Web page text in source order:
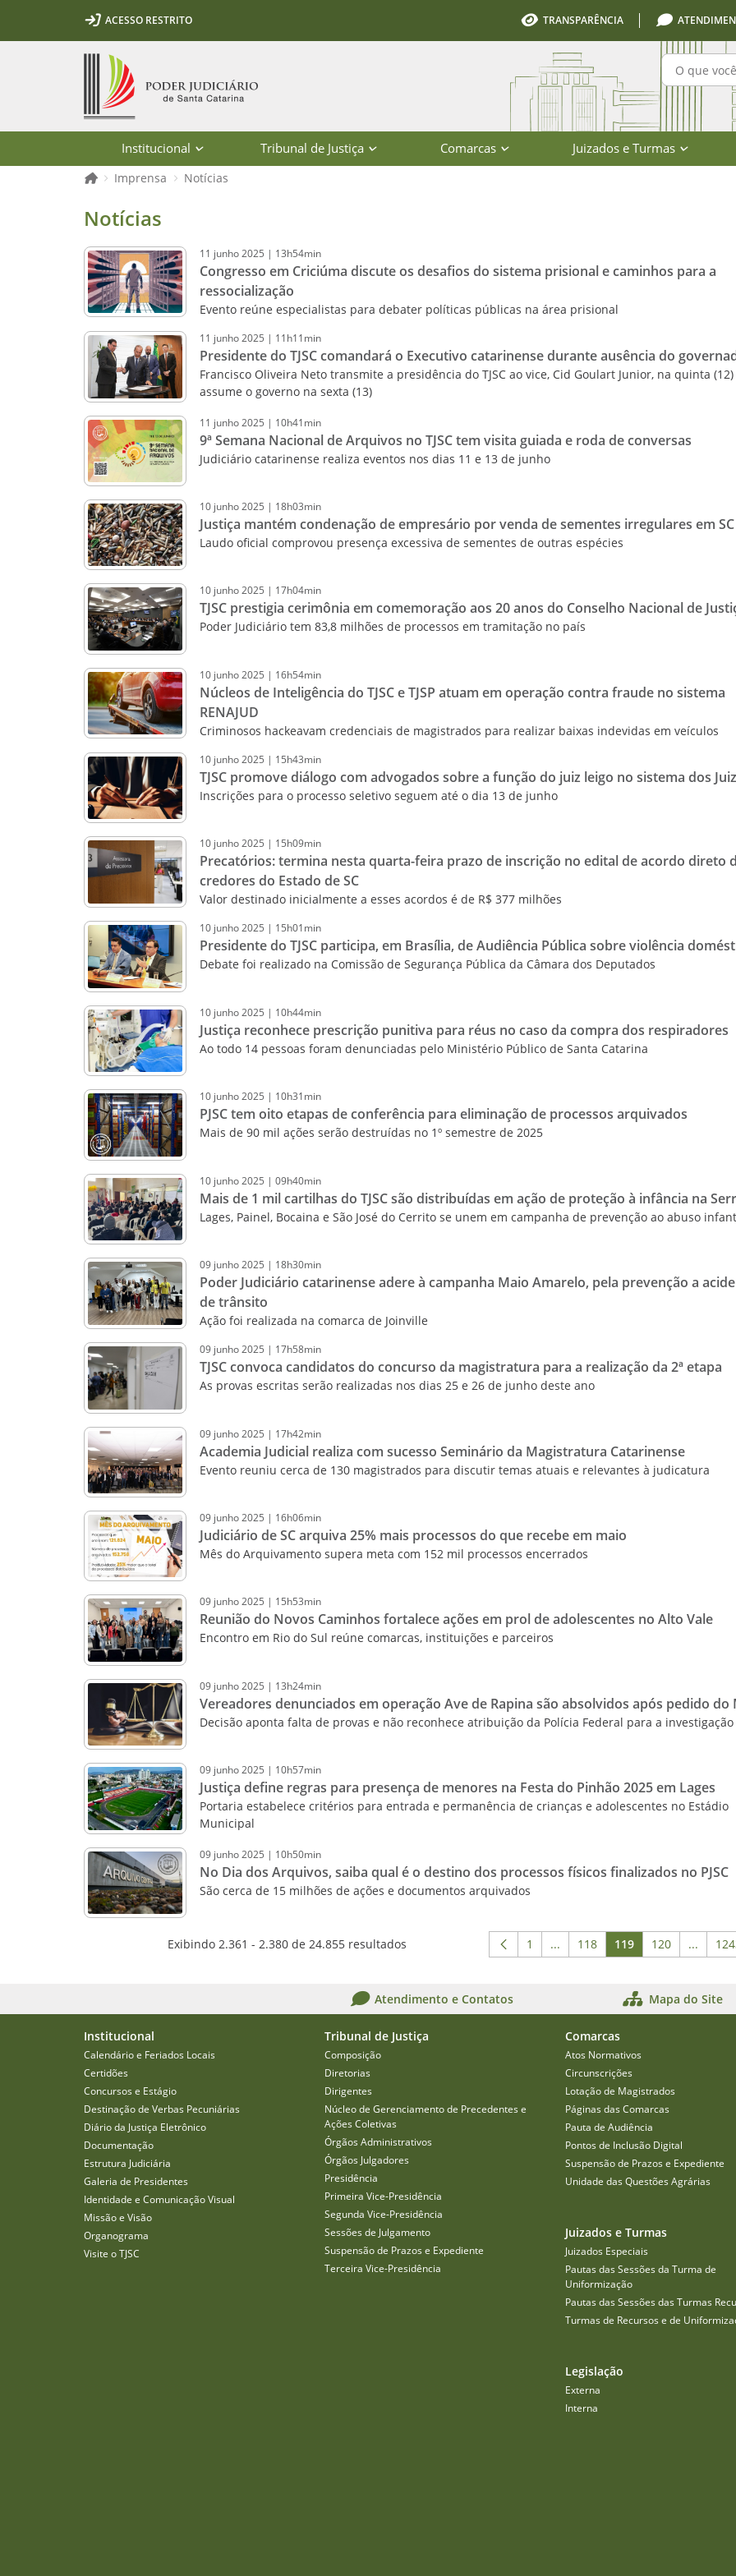
Ir para o conteúdo
Ir para a ferramenta de acessibilidade - Rybená
Ir para o menu principal
Ir para a pesquisa
Ir para o rodapé
Ir para a página inicialACESSO RESTRITO TRANSPARÊNCIA
Institucional Tribunal de Justiça Comarcas Juizados e Turmas
Página inicial
Imprensa Notícias
Notícias - Imprensa - Poder Judiciário de Santa Catarina
Notícias
11 junho2025 | 13h54min
Congresso em Criciúma discute os desafios do sistema prisional e caminhos para a
ressocialização
Evento reúne especialistas para debater políticas públicas na área prisional
11 junho2025 | 11h11min
Presidente do TJSC comandará o Executivo catarinense durante ausência do
Francisco Oliveira Neto transmite a presidência do TJSC ao vice, Cid Goulart Junior, na quinta (12)
assume o governo na sexta (13)
11 junho2025 | 10h41min
9ª Semana Nacional de Arquivos no TJSC tem visita guiada e roda de conversas
Judiciário catarinense realiza eventos nos dias 11 e 13 de junho
10 junho2025 | 18h03min
Justiça mantém condenação de empresário por venda de sementes irregulares em SC
Laudo oficial comprovou presença excessiva de sementes de outras espécies
10 junho2025 | 17h04min
TJSC prestigia cerimônia em comemoração aos 20 anos do Conselho Nacional de
Poder Judiciário tem 83,8 milhões de processos em tramitação no país
10 junho2025 | 16h54min
Núcleos de Inteligência do TJSC e TJSP atuam em operação contra fraude no sistema
RENAJUD
Criminosos hackeavam credenciais de magistrados para realizar baixas indevidas em veículos
10 junho2025 | 15h43min
TJSC promove diálogo com advogados sobre a função do juiz leigo no sistema dos
Inscrições para o processo seletivo seguem até o dia 13 de junho
10 junho2025 | 15h09min
Precatórios: termina nesta quarta-feira prazo de inscrição no edital de acordo direto
credores do Estado de SC
Valor destinado inicialmente a esses acordos é de R$ 377 milhões
10 junho2025 | 15h01min
Presidente do TJSC participa, em Brasília, de Audiência Pública sobre violência
Debate foi realizado na Comissão de Segurança Pública da Câmara dos Deputados
10 junho2025 | 10h44min
Justiça reconhece prescrição punitiva para réus no caso da compra dos respiradores
Ao todo 14 pessoas foram denunciadas pelo Ministério Público de Santa Catarina
10 junho2025 | 10h31min
PJSC tem oito etapas de conferência para eliminação de processos arquivados
Mais de 90 mil ações serão destruídas no 1º semestre de 2025
10 junho2025 | 09h40min
Mais de 1 mil cartilhas do TJSC são distribuídas em ação de proteção à infância na
Lages, Painel, Bocaina e São José do Cerrito se unem em campanha de prevenção ao abuso
09 junho2025 | 18h30min
Poder Judiciário catarinense adere à campanha Maio Amarelo, pela prevenção a
de trânsito
Ação foi realizada na comarca de Joinville
09 junho2025 | 17h58min
TJSC convoca candidatos do concurso da magistratura para a realização da 2ª etapa
As provas escritas serão realizadas nos dias 25 e 26 de junho deste ano
09 junho2025 | 17h42min
Academia Judicial realiza com sucesso Seminário da Magistratura Catarinense
Evento reuniu cerca de 130 magistrados para discutir temas atuais e relevantes à judicatura
09 junho2025 | 16h06min
Judiciário de SC arquiva 25% mais processos do que recebe em maio
Mês do Arquivamento supera meta com 152 mil processos encerrados
09 junho2025 | 15h53min
Reunião do Novos Caminhos fortalece ações em prol de adolescentes no Alto Vale
Encontro em Rio do Sul reúne comarcas, instituições e parceiros
09 junho2025 | 13h24min
Vereadores denunciados em operação Ave de Rapina são absolvidos após pedido do
Decisão aponta falta de provas e não reconhece atribuição da Polícia Federal para a investigação
09 junho2025 | 10h57min
Justiça define regras para presença de menores na Festa do Pinhão 2025 em Lages
Portaria estabelece critérios para entrada e permanência de crianças e adolescentes no Estádio
Municipal
09 junho2025 | 10h50min
No Dia dos Arquivos, saiba qual é o destino dos processos físicos finalizados no PJSC
São cerca de 15 milhões de ações e documentos arquivados
Exibindo 2.361 - 2.380 de 24.855 resultados Página
1 ...Páginas intermediárias Usar
Página
118 Página
119 Página
120 ...
Atendimento e Contatos Mapa do Site
Institucional
Calendário e Feriados Locais
Certidões
Concursos e Estágio
Destinação de Verbas Pecuniárias
Diário da Justiça Eletrônico
Documentação
Estrutura Judiciária
Galeria de Presidentes
Identidade e Comunicação Visual
Missão e Visão
Organograma
Visite o TJSC
Tribunal de Justiça
Composição
Diretorias
Dirigentes
Núcleo de Gerenciamento de Precedentes e
Ações Coletivas
Órgãos Administrativos
Órgãos Julgadores
Presidência
Primeira Vice-Presidência
Segunda Vice-Presidência
Sessões de Julgamento
Suspensão de Prazos e Expediente
Terceira Vice-Presidência
Comarcas
Atos Normativos
Circunscrições
Lotação de Magistrados
Páginas das Comarcas
Pauta de Audiência
Pontos de Inclusão Digital
Suspensão de Prazos e Expediente
Unidade das Questões Agrárias
Juizados e Turmas
Juizados Especiais
Pautas das Sessões da Turma de
Uniformização
Pautas das Sessões das Turmas
Turmas de Recursos e de
Legislação
Externa
Interna